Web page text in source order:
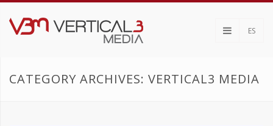
ES
CATEGORY ARCHIVES: VERTICAL3 MEDIA